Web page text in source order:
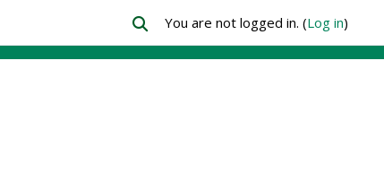
Toggle search input
You are not logged in. (Log in)